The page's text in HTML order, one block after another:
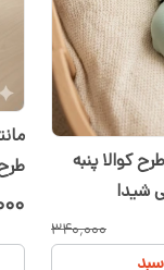
کوالا پنبه
۳۴۰٬۰۰۰